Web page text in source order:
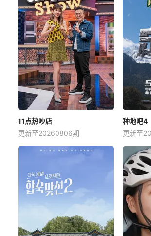
11点热吵店
更新至20260806期
种地吧4
更新至